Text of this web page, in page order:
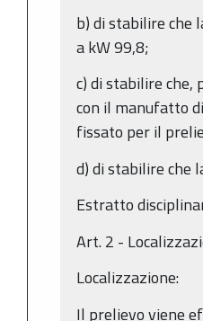
b) di stabilire che
a kW 99,8;
c) di stabilire che,
con il manufatto
fissato per il
d) di stabilire che
Estratto
Art. 2 -
Localizzazione:
Il prelievo viene